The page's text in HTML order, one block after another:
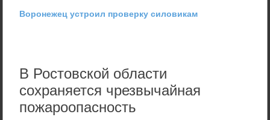
Воронежец устроил проверку силовикам
В Ростовской области
сохраняется чрезвычайная
пожароопасность